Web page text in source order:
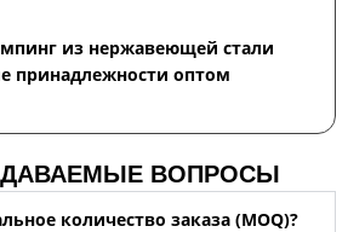
из нержавеющей стали
принадлежности оптом
ВОПРОСЫ
количество заказа (MOQ)?